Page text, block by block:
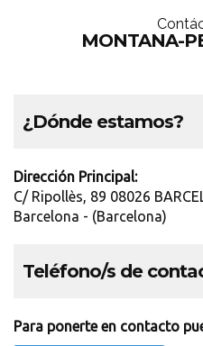
MONTANA-
¿Dónde estamos?
Dirección Principal:
C/ Ripollès, 89 08026
Barcelona - (Barcelona)
Teléfono/s de
Para ponerte en contacto